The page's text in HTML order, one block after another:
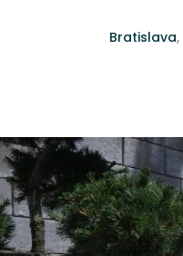
Bratislava,